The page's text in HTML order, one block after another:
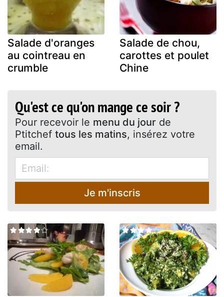
Salade d'oranges
au cointreau en
crumble
Salade de chou,
carottes et poulet
Chine
Qu'est ce qu'on mange ce soir ?
Pour recevoir le menu du jour de
Ptitchef tous les matins, insérez votre
email.
Je m'inscris